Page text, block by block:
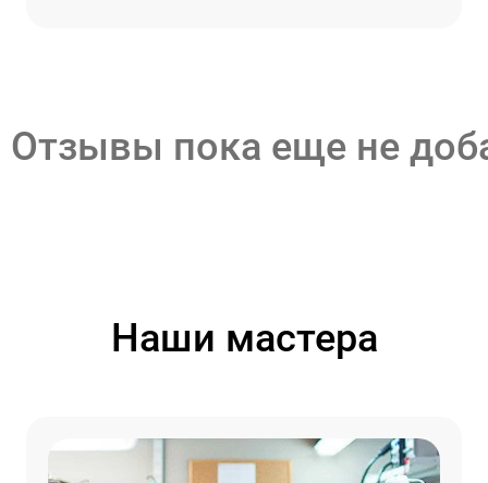
Отзывы пока еще не
Наши мастера